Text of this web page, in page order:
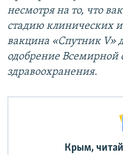
несмотря на то, что
стадию клинических
вакцина «Спутник V»
одобрение Всемирной
здравоохранения.
Крым, читай